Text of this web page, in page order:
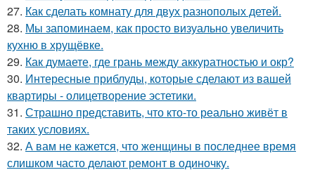
27. Как сделать комнату для двух разнополых детей.
28. Мы запоминаем, как просто визуально увеличить
кухню в хрущёвке.
29. Как думаете, где грань между аккуратностью и окр?
30. Интересные приблуды, которые сделают из вашей
квартиры - олицетворение эстетики.
31. Страшно представить, что кто-то реально живёт в
таких условиях.
32. А вам не кажется, что женщины в последнее время
слишком часто делают ремонт в одиночку.